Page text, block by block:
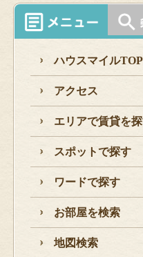
ハウスマイルTOP
アクセス
エリアで賃貸を
スポットで探す
ワードで探す
お部屋を検索
地図検索